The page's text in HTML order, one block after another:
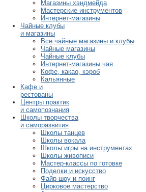
Магазины хэндмейда
Мастерские инструментов
Интернет-магазины
Чайные клубы
и магазины
Все чайные магазины и клубы
Чайные магазины
Чайные клубы
Интернет-магазины чая
Кофе, какао, кэроб
Кальянные
Кафе и
рестораны
Центры практик
и самопознания
Школы творчества
и саморазвития
Школы танцев
Школы вокала
Школы игры на инструментах
Школы живописи
Мастер-классы по готовке
Поделки и искусство
Файр-шоу и поинг
Цирковое мастерство